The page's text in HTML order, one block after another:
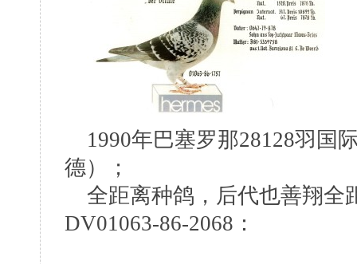
1990年巴塞罗那28128羽国
德）；
全距离种鸽，后代也善翔全
DV01063-86-2068：